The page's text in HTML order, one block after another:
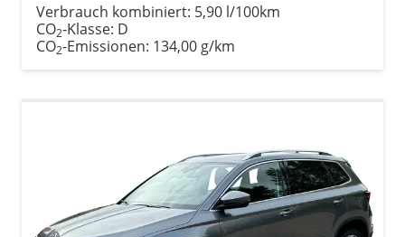
Verbrauch kombiniert: 5,90 l/100km
CO2-Klasse: D
CO2-Emissionen: 134,00 g/km